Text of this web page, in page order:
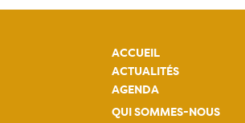
ACCUEIL
ACTUALITÉS
AGENDA
QUI SOMMES-NOUS